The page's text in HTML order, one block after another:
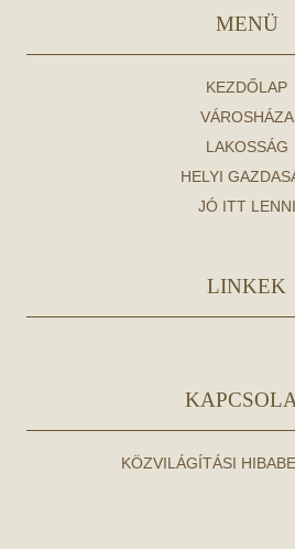
MENÜ
KEZDŐLAP
VÁROSHÁZA
LAKOSSÁG
HELYI
JÓ ITT LENNI
LINKEK
KÖZVILÁGÍTÁSI